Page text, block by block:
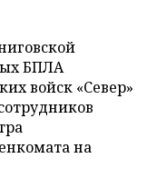
БПЛА
войск «Север»
на